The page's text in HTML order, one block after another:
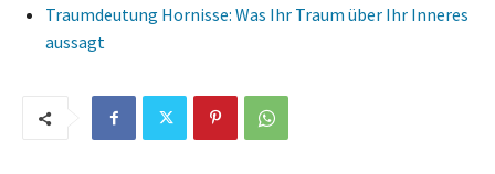
Traumdeutung Hornisse: Was Ihr Traum über Ihr Inneres
aussagt